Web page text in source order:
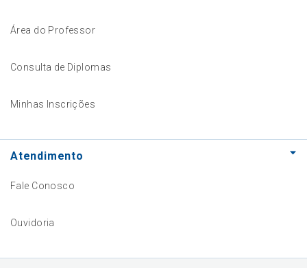
Área do Professor
Consulta de Diplomas
Minhas Inscrições
Atendimento
Fale Conosco
Ouvidoria